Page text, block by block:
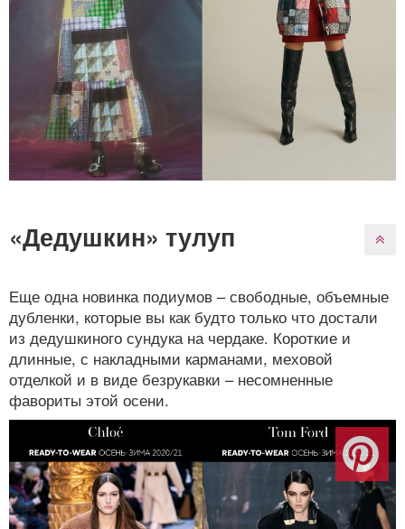
«Дедушкин» тулуп
Еще одна новинка подиумов – свободные, объемные
дубленки, которые вы как будто только что достали
из дедушкиного сундука на чердаке. Короткие и
длинные, с накладными карманами, меховой
отделкой и в виде безрукавки – несомненные
фавориты этой осени.